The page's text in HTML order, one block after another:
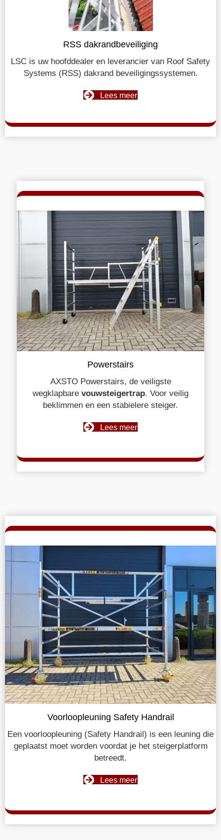
RSS dakrandbeveiliging
LSC is uw hoofddealer en leverancier van Roof Safety
Systems (RSS) dakrand beveiligingssystemen.
Lees meer
Powerstairs
AXSTO Powerstairs, de veiligste
wegklapbare vouwsteigertrap. Voor veilig
beklimmen en een stabielere steiger.
Lees meer
Voorloopleuning Safety Handrail
Een voorloopleuning (Safety Handrail) is een leuning die
geplaatst moet worden voordat je het steigerplatform
betreedt.
Lees meer